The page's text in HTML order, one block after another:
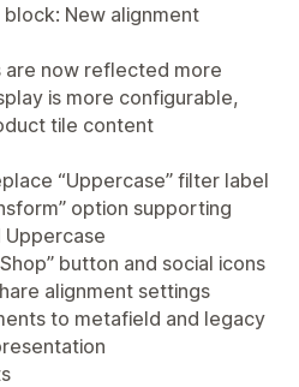
New alignment
are now reflected more
is more configurable,
tile content
“Uppercase” filter label
option supporting
Uppercase
button and social icons
alignment settings
to metafield and legacy